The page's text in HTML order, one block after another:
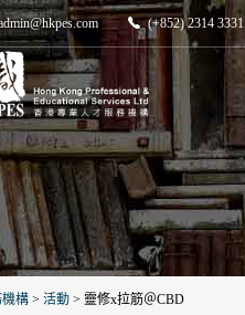
(+852) 2314 3331
構 > 活動 > 靈修x拉筋＠CBD